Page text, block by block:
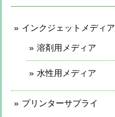
インクジェットメディア
溶剤用メディア
水性用メディア
プリンターサプライ